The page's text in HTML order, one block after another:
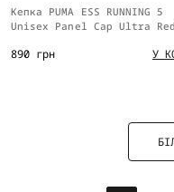
Кепка PUMA ESS RUNNING 5
Unisex Panel Cap Ultra Red
890 грн У